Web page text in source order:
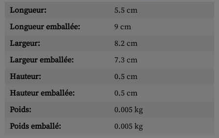
Longueur:
5.5 cm
Longueur emballée:
9 cm
Largeur:
8.2 cm
Largeur emballée:
7.3 cm
Hauteur:
0.5 cm
Hauteur emballée:
0.5 cm
Poids:
0.005 kg
Poids emballé:
0.005 kg